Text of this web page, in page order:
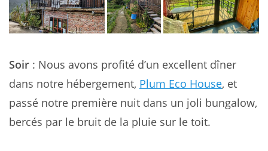
Soir : Nous avons profité d’un excellent dîner
dans notre hébergement, Plum Eco House, et
passé notre première nuit dans un joli bungalow,
bercés par le bruit de la pluie sur le toit.